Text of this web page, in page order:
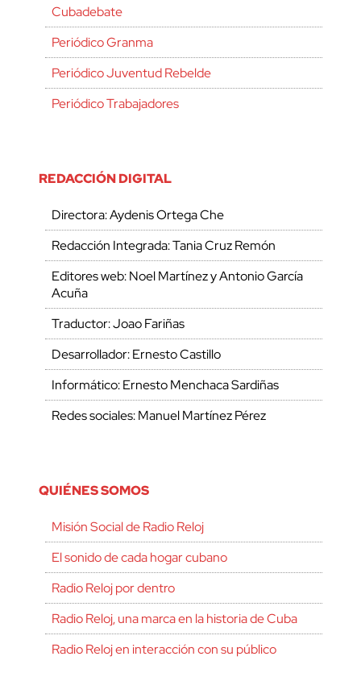
Cubadebate
Periódico Granma
Periódico Juventud Rebelde
Periódico Trabajadores
REDACCIÓN DIGITAL
Directora: Aydenis Ortega Che
Redacción Integrada: Tania Cruz Remón
Editores web: Noel Martínez y Antonio García
Acuña
Traductor: Joao Fariñas
Desarrollador: Ernesto Castillo
Informático: Ernesto Menchaca Sardiñas
Redes sociales: Manuel Martínez Pérez
QUIÉNES SOMOS
Misión Social de Radio Reloj
El sonido de cada hogar cubano
Radio Reloj por dentro
Radio Reloj, una marca en la historia de Cuba
Radio Reloj en interacción con su público